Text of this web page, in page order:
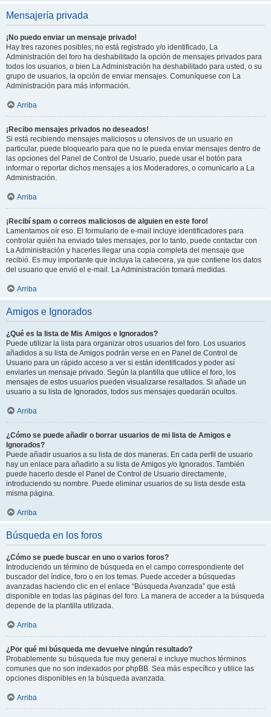
Mensajería privada
¡No puedo enviar un mensaje privado!
Hay tres razones posibles; no está registrado y/o identificado, La
Administración del foro ha deshabilitado la opción de mensajes privados para
todos los usuarios, o bien La Administración ha deshabilitado para usted, o su
grupo de usuarios, la opción de enviar mensajes. Comuníquese con La
Administración para más información.
Arriba
¡Recibo mensajes privados no deseados!
Si está recibiendo mensajes maliciosos u ofensivos de un usuario en
particular, puede bloquearlo para que no le pueda enviar mensajes dentro de
las opciones del Panel de Control de Usuario, puede usar el botón para
informar o reportar dichos mensajes a los Moderadores, o comunicarlo a La
Administración.
Arriba
¡Recibí spam o correos maliciosos de alguien en este foro!
Lamentamos oír eso. El formulario de e-mail incluye identificadores para
controlar quién ha enviado tales mensajes, por lo tanto, puede contactar con
La Administración y hacerles llegar una copia completa del mensaje que
recibió. Es muy importante que incluya la cabecera, ya que contiene los datos
del usuario que envió el e-mail. La Administración tomará medidas.
Arriba
Amigos e Ignorados
¿Qué es la lista de Mis Amigos e Ignorados?
Puede utilizar la lista para organizar otros usuarios del foro. Los usuarios
añadidos a su lista de Amigos podrán verse en en Panel de Control de
Usuario para un rápido acceso a ver si están identificados y poder así
enviarles un mensaje privado. Según la plantilla que utilice el foro, los
mensajes de estos usuarios pueden visualizarse resaltados. Si añade un
usuario a su lista de Ignorados, todos sus mensajes quedarán ocultos.
Arriba
¿Cómo se puede añadir o borrar usuarios de mi lista de Amigos e
Ignorados?
Puede añadir usuarios a su lista de dos maneras. En cada perfil de usuario
hay un enlace para añadirlo a su lista de Amigos y/o Ignorados. También
puede hacerlo desde el Panel de Control de Usuario directamente,
introduciendo su nombre. Puede eliminar usuarios de su lista desde esta
misma página.
Arriba
Búsqueda en los foros
¿Cómo se puede buscar en uno o varios foros?
Introduciendo un término de búsqueda en el campo correspondiente del
buscador del índice, foro o en los temas. Puede acceder a búsquedas
avanzadas haciendo clic en el enlace “Búsqueda Avanzada” que está
disponible en todas las páginas del foro. La manera de acceder a la búsqueda
depende de la plantilla utilizada.
Arriba
¿Por qué mi búsqueda me devuelve ningún resultado?
Probablemente su búsqueda fue muy general e incluye muchos términos
comunes que no son indexados por phpBB. Sea más específico y utilice las
opciones disponibles en la búsqueda avanzada.
Arriba